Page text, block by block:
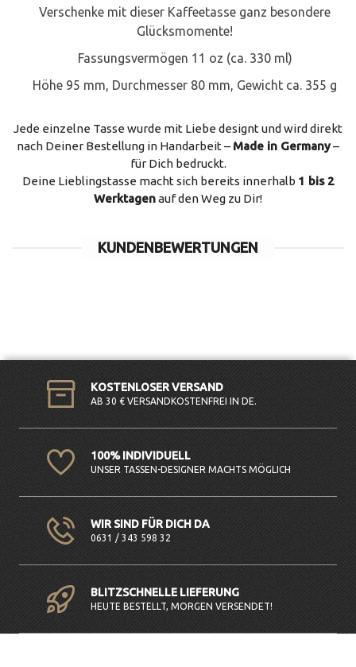
Verschenke mit dieser Kaffeetasse ganz besondere
Glücksmomente!
Fassungsvermögen 11 oz (ca. 330 ml)
Höhe 95 mm, Durchmesser 80 mm, Gewicht ca. 355 g
Jede einzelne Tasse wurde mit Liebe designt und wird direkt
nach Deiner Bestellung in Handarbeit – Made in Germany–
für Dich bedruckt.
Deine Lieblingstasse macht sich bereits innerhalb 1 bis 2
Werktagenauf den Weg zu Dir!
KUNDENBEWERTUNGEN
KOSTENLOSER VERSAND
AB 30 € VERSANDKOSTENFREI IN DE.
100% INDIVIDUELL
UNSER TASSEN-DESIGNER MACHTS MÖGLICH
WIR SIND FÜR DICH DA
0631 / 343 598 32
BLITZSCHNELLE LIEFERUNG
HEUTE BESTELLT, MORGEN VERSENDET!